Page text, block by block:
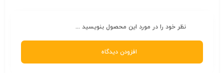
نظر خود را در مورد این محصول بنویسید ...
افزودن دیدگاه